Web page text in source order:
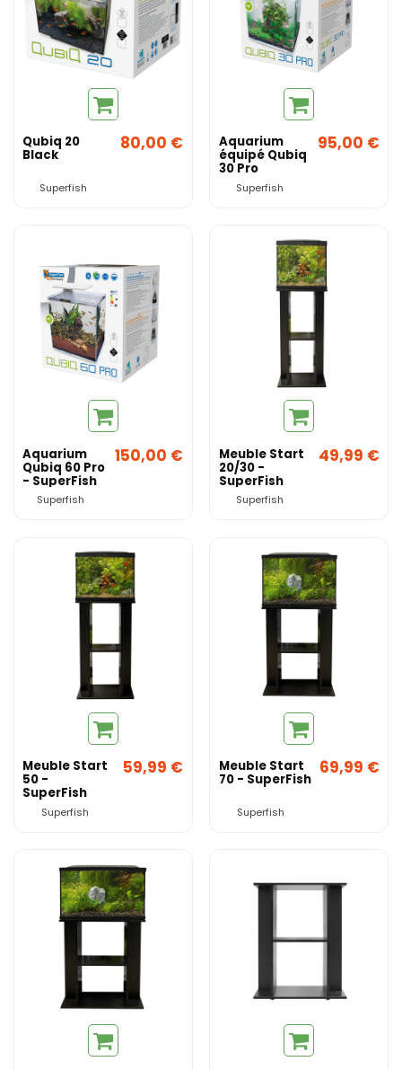
Qubiq 20
Black
Superfish
80,00 € Aquarium
équipé Qubiq
30 Pro
SuperFish
Superfish
95,00 €
Aquarium
Qubiq 60 Pro
- SuperFish
Superfish
150,00 € Meuble Start
20/30 -
SuperFish
Superfish
49,99 €
Meuble Start
50 -
SuperFish
Superfish
59,99 € Meuble Start
70 - SuperFish
Superfish
69,99 €